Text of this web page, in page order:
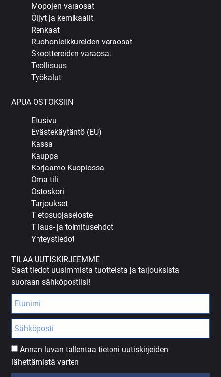
Mopojen varaosat
Öljyt ja kemikaalit
Renkaat
Ruohonleikkureiden varaosat
Skoottereiden varaosat
Teollisuus
Työkalut
APUA OSTOKSIIN
Etusivu
Evästekäytäntö (EU)
Kassa
Kauppa
Korjaamo Kuopiossa
Oma tili
Ostoskori
Tarjoukset
Tietosuojaseloste
Tilaus- ja toimitusehdot
Yhteystiedot
TILAA UUTISKIRJEEMME
Saat tiedot uusimmista tuotteista ja tarjouksista
suoraan sähköpostiisi!
Annan luvan tallentaa tietoni uutiskirjeiden
lähettämistä varten